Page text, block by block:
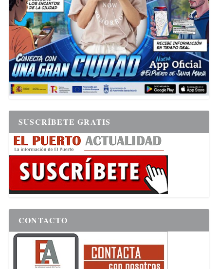
SUSCRÍBETE GRATIS
CONTACTO